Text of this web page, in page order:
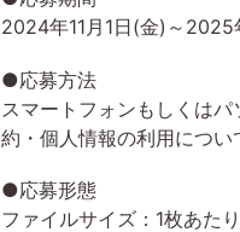
2024年11月1日(金)～2025
●応募方法
スマートフォンもしくは
約・個人情報の利用につい
●応募形態
ファイルサイズ：1枚あた